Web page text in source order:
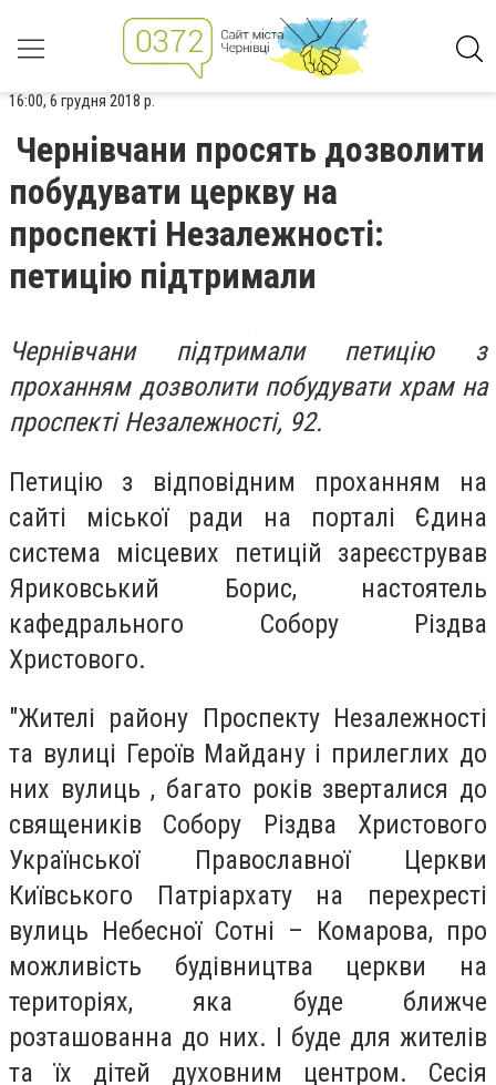
16:00, 6 грудня 2018 р.
Чернівчани просять дозволити
побудувати церкву на
проспекті Незалежності:
петицію підтримали
Чернівчани підтримали петицію з
проханням дозволити побудувати храм на
проспекті Незалежності, 92.
Петицію з відповідним проханням на
сайті міської ради на порталі Єдина
система місцевих петицій зареєстрував
Яриковський Борис, настоятель
кафедрального Собору Різдва
Христового.
"Жителі району Проспекту Незалежності
та вулиці Героїв Майдану і прилеглих до
них вулиць , багато років зверталися до
священиків Собору Різдва Христового
Української Православної Церкви
Київського Патріархату на перехресті
вулиць Небесної Сотні – Комарова, про
можливість будівництва церкви на
територіях, яка буде ближче
розташованна до них. І буде для жителів
та їх дітей духовним центром. Сесія